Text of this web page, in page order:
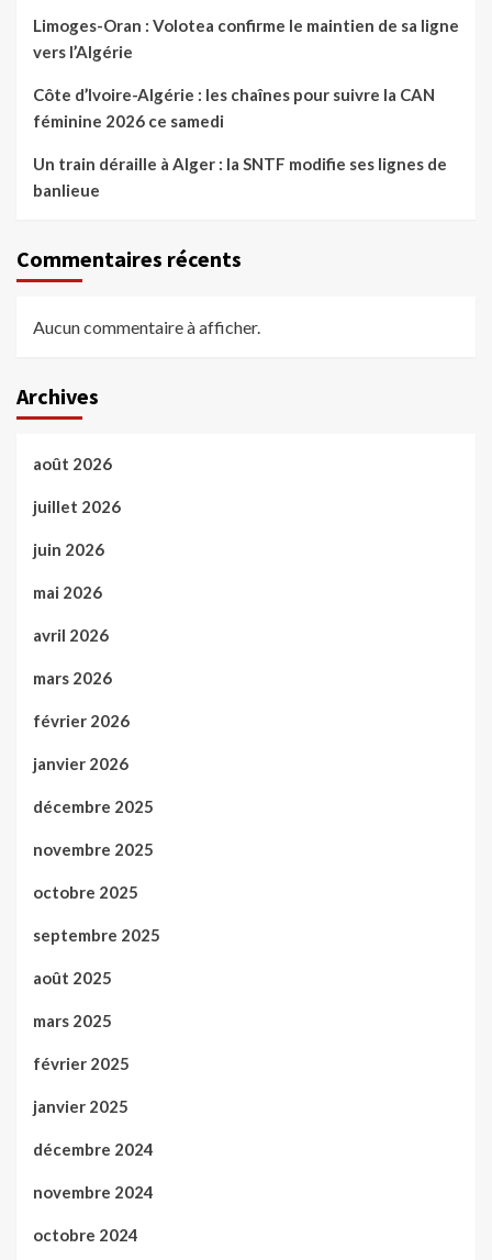
Limoges-Oran : Volotea confirme le maintien de sa ligne
vers l’Algérie
Côte d’Ivoire-Algérie : les chaînes pour suivre la CAN
féminine 2026 ce samedi
Un train déraille à Alger : la SNTF modifie ses lignes de
banlieue
Commentaires récents
Aucun commentaire à afficher.
Archives
août 2026
juillet 2026
juin 2026
mai 2026
avril 2026
mars 2026
février 2026
janvier 2026
décembre 2025
novembre 2025
octobre 2025
septembre 2025
août 2025
mars 2025
février 2025
janvier 2025
décembre 2024
novembre 2024
octobre 2024